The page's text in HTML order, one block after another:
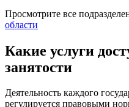
Просмотрите все
области
Какие услуги
занятости
Деятельность каждого
регулируется правовыми